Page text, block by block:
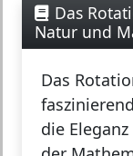
Das
Natur und
Das
die